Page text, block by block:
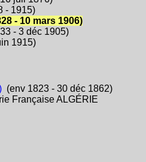
- 1915)
- 10 mars 1906)
- 3 déc 1905)
1915)
(env 1823 - 30 déc 1862)
Française ALGÉRIE